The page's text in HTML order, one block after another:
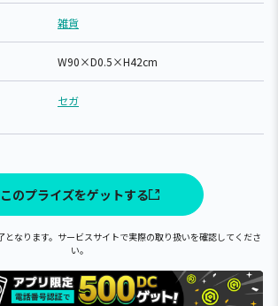
雑貨
W90×D0.5×H42cm
セガ
このプライズをゲットする
なります。サービスサイトで実際の取り扱いを確認してくださ
い。